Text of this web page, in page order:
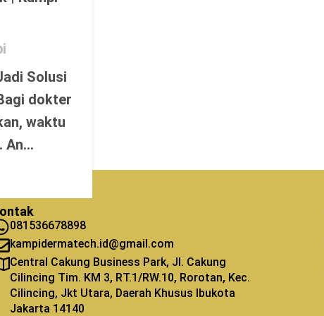
Solusi
dokter
waktu
An...
081536678898
kampidermatech.id@gmail.com
Central Cakung Business Park, Jl. Cakung
Cilincing Tim. KM 3, RT.1/RW.10, Rorotan, Kec.
Cilincing, Jkt Utara, Daerah Khusus Ibukota
Jakarta 14140